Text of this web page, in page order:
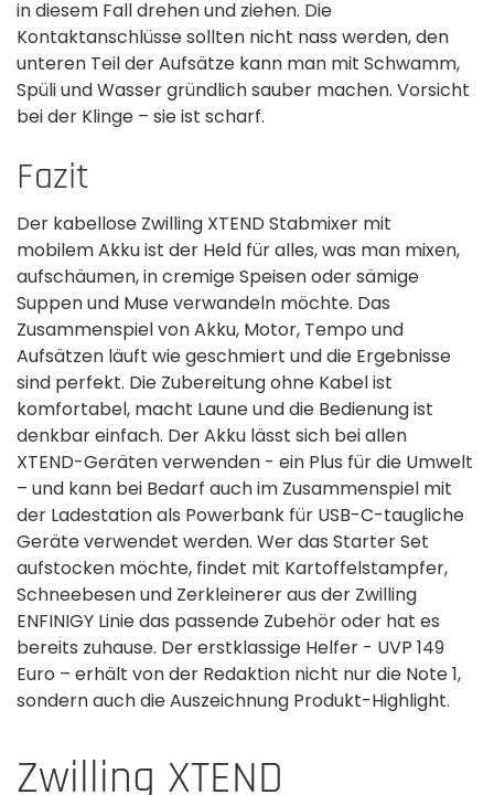
in diesem Fall drehen und ziehen. Die
Kontaktanschlüsse sollten nicht nass werden, den
unteren Teil der Aufsätze kann man mit Schwamm,
Spüli und Wasser gründlich sauber machen. Vorsicht
bei der Klinge – sie ist scharf.
Fazit
Der kabellose Zwilling XTEND Stabmixer mit
mobilem Akku ist der Held für alles, was man mixen,
aufschäumen, in cremige Speisen oder sämige
Suppen und Muse verwandeln möchte. Das
Zusammenspiel von Akku, Motor, Tempo und
Aufsätzen läuft wie geschmiert und die Ergebnisse
sind perfekt. Die Zubereitung ohne Kabel ist
komfortabel, macht Laune und die Bedienung ist
denkbar einfach. Der Akku lässt sich bei allen
XTEND-Geräten verwenden - ein Plus für die Umwelt
– und kann bei Bedarf auch im Zusammenspiel mit
der Ladestation als Powerbank für USB-C-taugliche
Geräte verwendet werden. Wer das Starter Set
aufstocken möchte, findet mit Kartoffelstampfer,
Schneebesen und Zerkleinerer aus der Zwilling
ENFINIGY Linie das passende Zubehör oder hat es
bereits zuhause. Der erstklassige Helfer - UVP 149
Euro – erhält von der Redaktion nicht nur die Note 1,
sondern auch die Auszeichnung Produkt-Highlight.
Zwilling XTEND